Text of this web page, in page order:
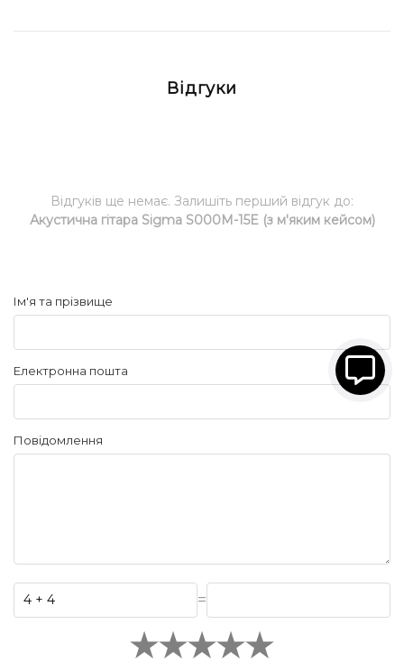
Відгуки
Відгуків ще немає. Залишіть перший відгук до:
Акустична гітара Sigma S000M-15E (з м'яким кейсом)
Ім'я та прізвище
Електронна пошта
Повідомлення
=